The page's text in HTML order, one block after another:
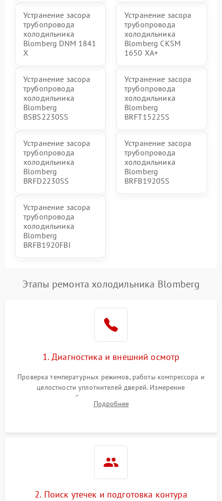
Устранение засора
трубопровода
холодильника
Blomberg DNM 1841
X
Устранение засора
трубопровода
холодильника
Blomberg CKSM
1650 XA+
Устранение засора
трубопровода
холодильника
Blomberg
BSBS2230SS
Устранение засора
трубопровода
холодильника
Blomberg
BRFT1522SS
Устранение засора
трубопровода
холодильника
Blomberg
BRFD2230SS
Устранение засора
трубопровода
холодильника
Blomberg
BRFB1920SS
Устранение засора
трубопровода
холодильника
Blomberg
BRFB1920FBI
Этапы ремонта холодильника Blomberg
1. Диагностика и внешний осмотр
Проверка температурных режимов, работы компрессора и
целостности уплотнителей дверей. Измерение
сопротивления обмоток мотора, проверка термостата и
считывание кодов ошибок с электронного дисплея.
Подробнее
2. Поиск утечек и подготовка контура